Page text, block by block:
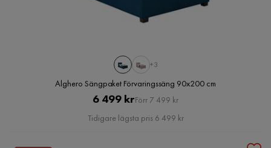
+3
Alghero Sängpaket Förvaringssäng 90x200 cm
Pris
6 499 krOriginal
Pris
Förr 7 499 kr
Tidigare lägsta pris 6 499 kr